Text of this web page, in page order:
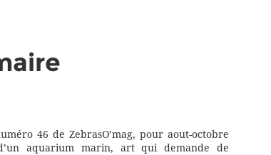
46 de ZebrasO’mag, pour aout-octobre
aquarium marin, art qui demande de